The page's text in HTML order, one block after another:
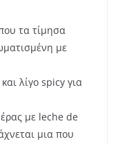
τα τίμησα
με
λίγο spicy για
με leche de
μια που